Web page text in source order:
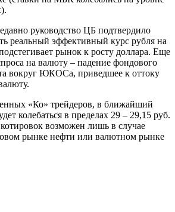
руководство ЦБ подтвердило
реальный эффективный курс рубля на
рынок к росту доллара. Еще
на валюту – падение фондового
вокруг ЮКОСа, приведшее к оттоку
«Ко» трейдеров, в ближайший
колебаться в пределах 29 – 29,15 руб.
возможен лишь в случае
рынке нефти или валютном рынке